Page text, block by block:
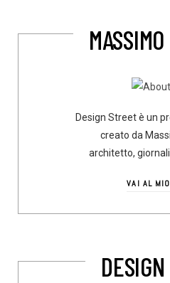
Design Street è un
creato da
architetto,
VAI AL